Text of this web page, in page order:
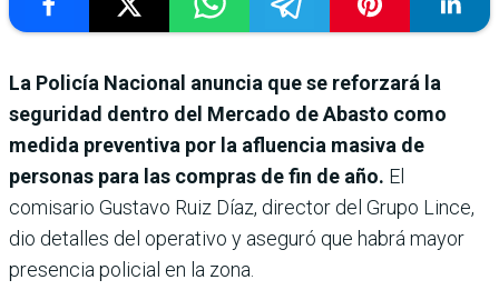
La Policía Nacional anuncia que se reforzará la
seguridad dentro del Mercado de Abasto como
medida preventiva por la afluencia masiva de
personas para las compras de fin de año. El
comisario Gustavo Ruiz Díaz, director del Grupo Lince,
dio detalles del operativo y aseguró que habrá mayor
presencia policial en la zona.